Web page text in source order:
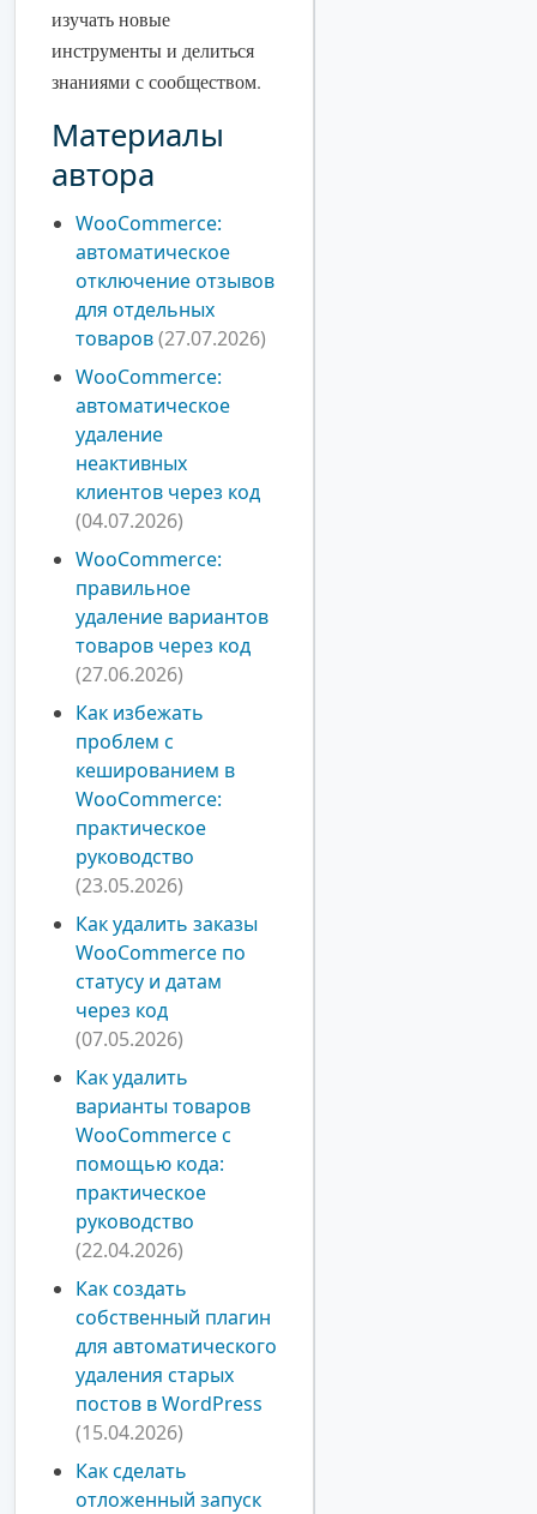
изучать новые
инструменты и делиться
знаниями с сообществом.
Материалы
автора
WooCommerce:
автоматическое
отключение отзывов
для отдельных
товаров(27.07.2026)
WooCommerce:
автоматическое
удаление
неактивных
клиентов через код
(04.07.2026)
WooCommerce:
правильное
удаление вариантов
товаров через код
(27.06.2026)
Как избежать
проблем с
кешированием в
WooCommerce:
практическое
руководство
(23.05.2026)
Как удалить заказы
WooCommerce по
статусу и датам
через код
(07.05.2026)
Как удалить
варианты товаров
WooCommerce с
помощью кода:
практическое
руководство
(22.04.2026)
Как создать
собственный плагин
для автоматического
удаления старых
постов в WordPress
(15.04.2026)
Как сделать
отложенный запуск